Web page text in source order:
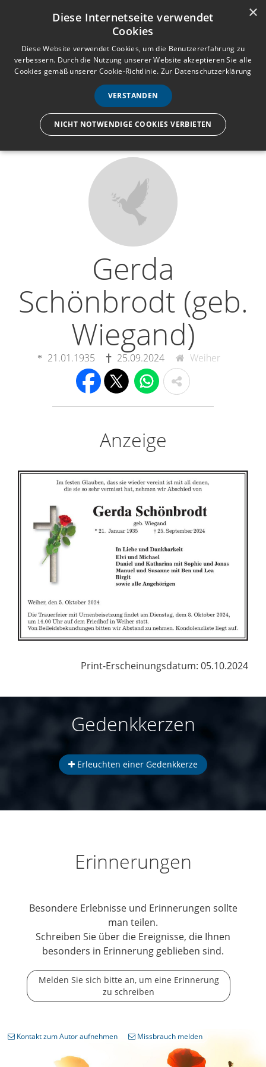
Anmelden Registrieren
e
n
ü
Wir lassen nur die Hand los,
Gerda
Schönbrodt (geb.
Wiegand)
21.01.1935 25.09.2024 Weiher
Anzeige
Print-Erscheinungsdatum: 05.10.2024
Gedenkkerzen
Erleuchten einer Gedenkkerze
Erinnerungen
Besondere Erlebnisse und Erinnerungen sollte
man teilen.
Schreiben Sie über die Ereignisse, die Ihnen
besonders in Erinnerung geblieben sind.
Melden Sie sich bitte an, um eine Erinnerung
zu schreiben
Kontakt zum Autor aufnehmen Missbrauch melden
×
Diese Internetseite verwendet
Cookies
Diese Website verwendet Cookies, um die Benutzererfahrung zu
verbessern. Durch die Nutzung unserer Website akzeptieren Sie alle
Cookies gemäß unserer Cookie-Richtlinie. Zur Datenschutzerklärung
VERSTANDEN
NICHT NOTWENDIGE COOKIES VERBIETEN